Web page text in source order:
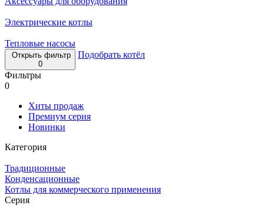
Электрические котлы
Тепловые насосы
Открыть фильтр
0
Подобрать котёл
Фильтры
0
Хиты продаж
Премиум серия
Новинки
Категория
Традиционные
Конденсационные
Котлы для коммерческого применения
Серия